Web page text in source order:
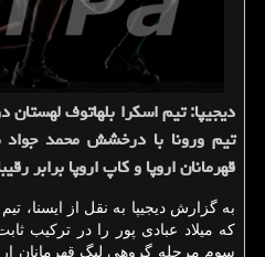
دیجیپا: تیم اسكرا بلهاتوف
تیم ورونا با درخشش محمد جواد
قهرمانان اروپا و كاپ اروپا برابر
به گزارش دیجیپا به نقل از ایسنا،
كه میلاد عبادی پور را در تركیب